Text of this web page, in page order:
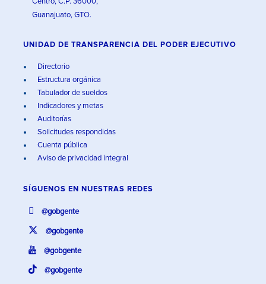
Guanajuato, GTO.
UNIDAD DE TRANSPARENCIA DEL PODER EJECUTIVO
Directorio
Estructura orgánica
Tabulador de sueldos
Indicadores y metas
Auditorías
Solicitudes respondidas
Cuenta pública
Aviso de privacidad integral
SÍGUENOS EN NUESTRAS REDES
@gobgente
@gobgente
@gobgente
@gobgente